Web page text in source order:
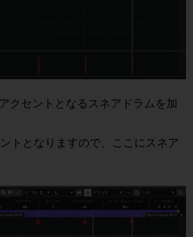
クセントとなるスネアドラムを加
トとなりますので、ここにスネア